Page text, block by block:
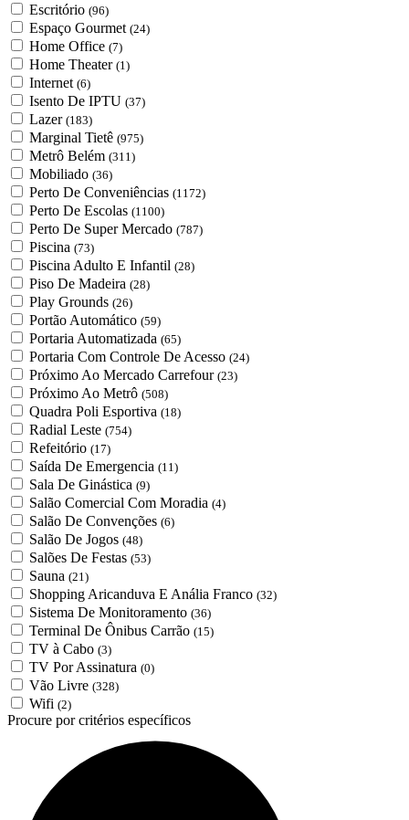
Escritório (96)
Espaço Gourmet (24)
Home Office (7)
Home Theater (1)
Internet (6)
Isento De IPTU (37)
Lazer (183)
Marginal Tietê (975)
Metrô Belém (311)
Mobiliado (36)
Perto De Conveniências (1172)
Perto De Escolas (1100)
Perto De Super Mercado (787)
Piscina (73)
Piscina Adulto E Infantil (28)
Piso De Madeira (28)
Play Grounds (26)
Portão Automático (59)
Portaria Automatizada (65)
Portaria Com Controle De Acesso (24)
Próximo Ao Mercado Carrefour (23)
Próximo Ao Metrô (508)
Quadra Poli Esportiva (18)
Radial Leste (754)
Refeitório (17)
Saída De Emergencia (11)
Sala De Ginástica (9)
Salão Comercial Com Moradia (4)
Salão De Convenções (6)
Salão De Jogos (48)
Salões De Festas (53)
Sauna (21)
Shopping Aricanduva E Anália Franco (32)
Sistema De Monitoramento (36)
Terminal De Ônibus Carrão (15)
TV à Cabo (3)
TV Por Assinatura (0)
Vão Livre (328)
Wifi (2)
Procure por critérios específicos